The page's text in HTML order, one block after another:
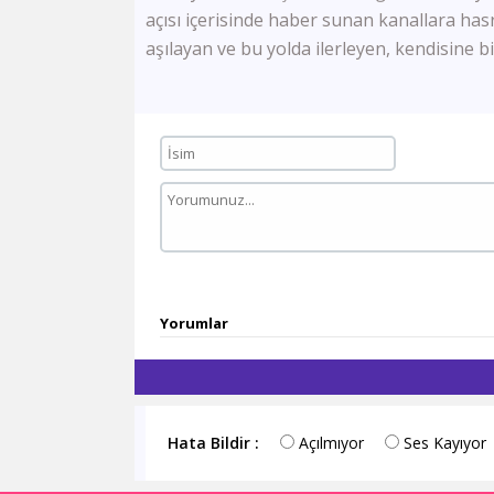
açısı içerisinde haber sunan kanallara
aşılayan ve bu yolda ilerleyen, kendisine
Yorumlar
Hata Bildir : Açılmıyor Ses Kayıyor